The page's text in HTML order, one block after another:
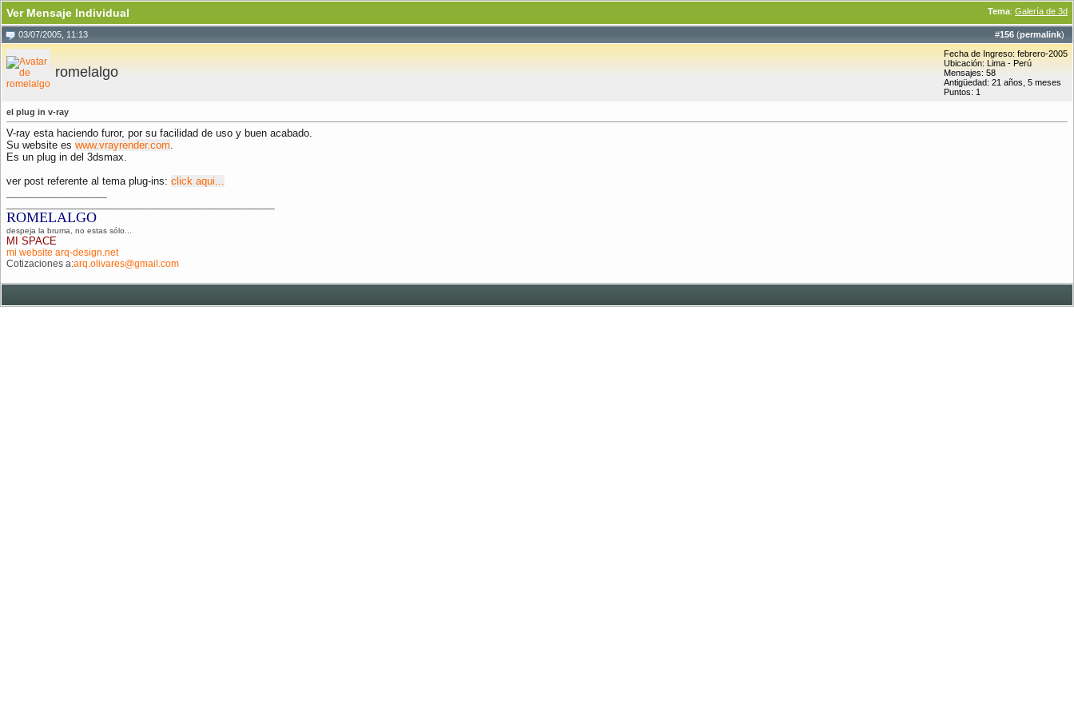
Tema: Galería de 3d
Ver Mensaje Individual
#156 (permalink)
03/07/2005, 11:13
romelalgo
Fecha de Ingreso: febrero-2005
Ubicación: Lima - Perú
Mensajes: 58
Antigüedad: 21 años, 5 meses
Puntos: 1
el plug in v-ray
V-ray esta haciendo furor, por su facilidad de uso y buen acabado.
Su website es www.vrayrender.com.
Es un plug in del 3dsmax.
ver post referente al tema plug-ins: click aqui...
ROMELALGO
despeja la bruma, no estas sólo...
MI SPACE
mi website arq-design.net
Cotizaciones a:arq.olivares@gmail.com